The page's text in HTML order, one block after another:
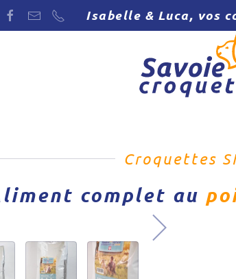
Isabelle & Luca, vos
Croquettes
complet au